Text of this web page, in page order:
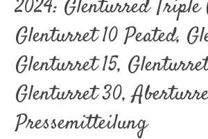
2024: Glenturred Triple
Glenturret 10 Peated,
Glenturret 15,
Glenturret 30,
Pressemitteilung